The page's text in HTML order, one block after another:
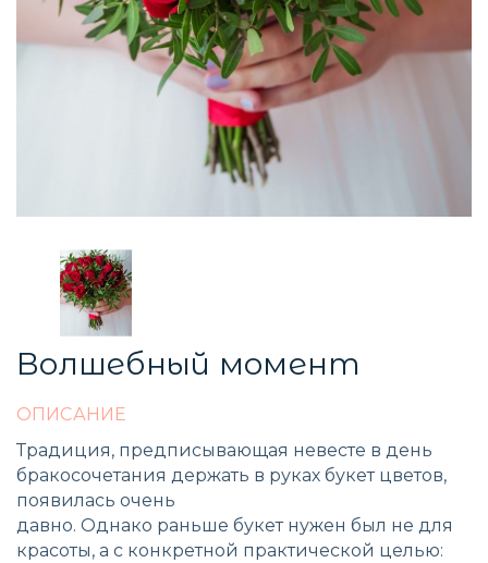
Волшебный момент
ОПИСАНИЕ
Традиция, предписывающая невесте в день
бракосочетания держать в руках букет цветов,
появилась очень
давно. Однако раньше букет нужен был не для
красоты, а с конкретной практической целью: